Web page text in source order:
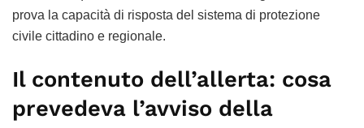
prova la capacità di risposta del sistema di protezione
civile cittadino e regionale.
Il contenuto dell’allerta: cosa
prevedeva l’avviso della